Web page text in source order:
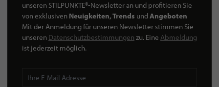
unseren STILPUNKTE®-Newsletter an und profitieren Sie
von exklusiven Neuigkeiten, Trends undAngeboten
Mit der Anmeldung für unseren Newsletter stimmen Sie
unseren Datenschutzbestimmungen zu. Eine Abmeldung
ist jederzeit möglich.